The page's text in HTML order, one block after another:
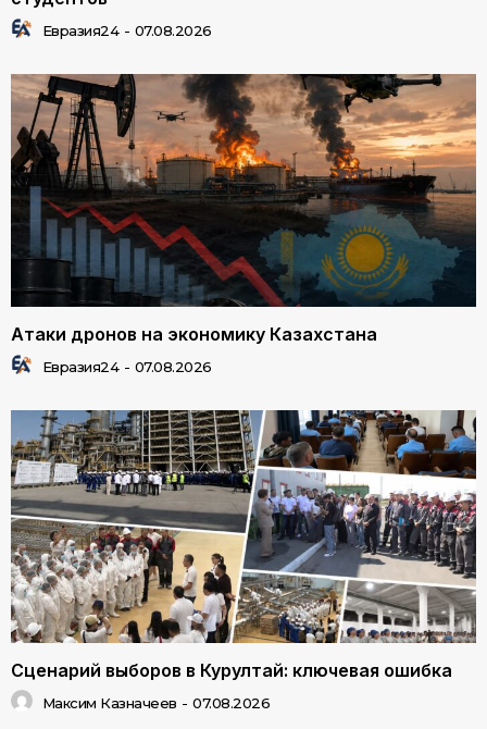
Евразия24 - 07.08.2026
Атаки дронов на экономику Казахстана
Евразия24 - 07.08.2026
Сценарий выборов в Курултай: ключевая ошибка
Максим Казначеев - 07.08.2026